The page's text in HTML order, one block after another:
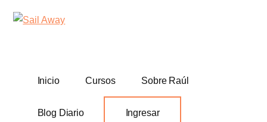
Additional
menu
Sail
Academia
Inicio
Cursos Sobre Raúl
Blog Diario Ingresar